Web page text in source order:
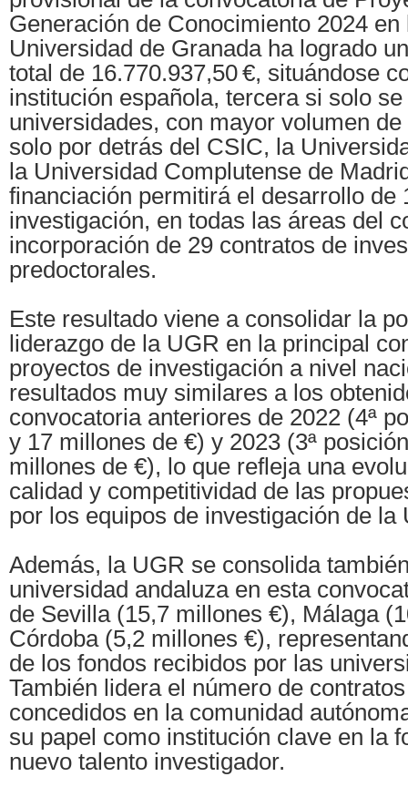
Generación de Conocimiento 2024 en
Universidad de Granada ha logrado
total de 16.770.937,50 €, situándose
institución española, tercera si solo
universidades, con mayor volumen
solo por detrás del CSIC, la
la Universidad Complutense de
financiación permitirá el desarrollo de
investigación, en todas las áreas del
incorporación de 29 contratos de
predoctorales.
Este resultado viene a consolidar la
liderazgo de la UGR en la principal
proyectos de investigación a nivel
resultados muy similares a los
convocatoria anteriores de 2022 (4ª
y 17 millones de €) y 2023 (3ª
millones de €), lo que refleja una
calidad y competitividad de las
por los equipos de investigación de la
Además, la UGR se consolida
universidad andaluza en esta
de Sevilla (15,7 millones €), Málaga
Córdoba (5,2 millones €),
de los fondos recibidos por las
También lidera el número de
concedidos en la comunidad
su papel como institución clave en la
nuevo talento investigador.